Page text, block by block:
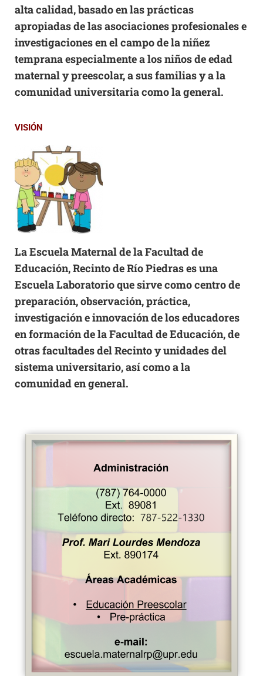
alta calidad, basado en las prácticas
apropiadas de las asociaciones profesionales e
investigaciones en el campo de la niñez
temprana especialmente a los niños de edad
maternal y preescolar, a sus familias y a la
comunidad universitaria como la general.
VISIÓN
La Escuela Maternal de la Facultad de
Educación, Recinto de Río Piedras es una
Escuela Laboratorio que sirve como centro de
preparación, observación, práctica,
investigación e innovación de los educadores
en formación de la Facultad de Educación, de
otras facultades del Recinto y unidades del
sistema universitario, así como a la
comunidad en general.